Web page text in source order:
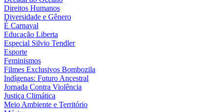
Direitos Humanos
Diversidade e Gênero
É Carnaval
Educação Liberta
Especial Silvio Tendler
Esporte
Feminismos
Filmes Exclusivos Bombozila
Indígenas: Futuro Ancestral
Jornada Contra Violência
Justiça Climática
Meio Ambiente e Território